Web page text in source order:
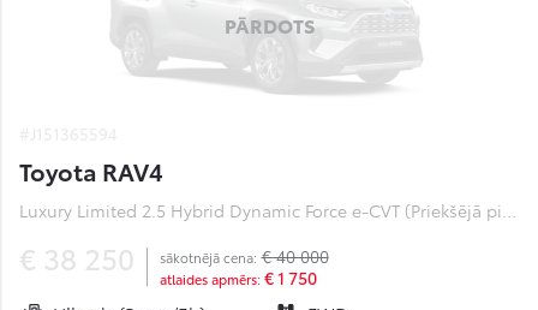
PĀRDOTS
Toyota RAV4
Luxury Limited 2.5 Hybrid Dynamic Force e-CVT (Priekšējā piedziņa) (131 kW)
€ 38 250 sākotnējā cena: € 40 000
atlaides apmērs: € 1 750